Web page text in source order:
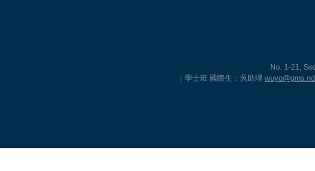
No. 1-21,
｜學士班 國際生：吳助理